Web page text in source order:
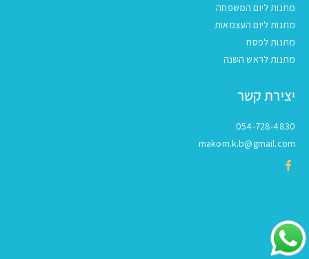
מתנות ליום המשפחה
מתנות ליום העצמאות
מתנות לפסח
מתנות לראש השנה
יצירת קשר
054-728-4830
makom.k.b@gmail.com